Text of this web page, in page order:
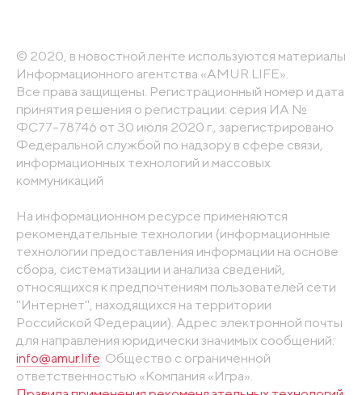
© 2020, в новостной ленте используются материалы
Информационного агентства «AMUR.LIFE».
Все права защищены. Регистрационный номер и дата
принятия решения о регистрации: серия ИА №
ФС77-78746 от 30 июля 2020 г., зарегистрировано
Федеральной службой по надзору в сфере связи,
информационных технологий и массовых
коммуникаций
На информационном ресурсе применяются
рекомендательные технологии (информационные
технологии предоставления информации на основе
сбора, систематизации и анализа сведений,
относящихся к предпочтениям пользователей сети
"Интернет", находящихся на территории
Российской Федерации). Адрес электронной почты
для направления юридически значимых сообщений:
info@amur.life. Общество с ограниченной
ответственностью «Компания «Игра».